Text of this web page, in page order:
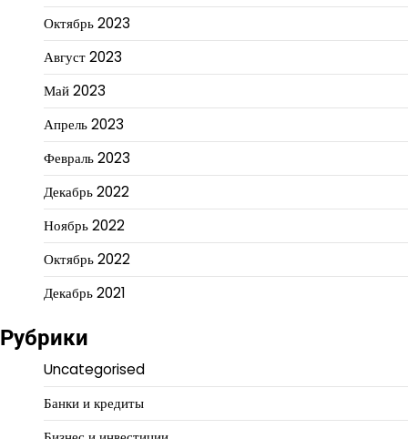
Октябрь 2023
Август 2023
Май 2023
Апрель 2023
Февраль 2023
Декабрь 2022
Ноябрь 2022
Октябрь 2022
Декабрь 2021
Рубрики
Uncategorised
Банки и кредиты